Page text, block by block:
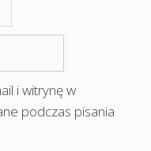
i witrynę w
podczas pisania